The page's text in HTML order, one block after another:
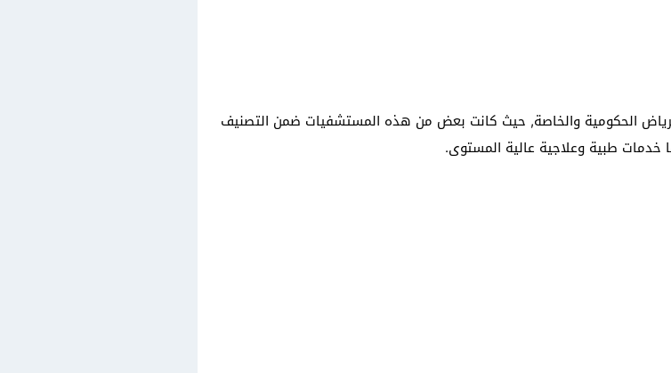
الحكومية والخاصة, حيث كانت بعض من هذه المستشفيات ضمن التصنيف
خدمات طبية وعلاجية عالية المستوى.